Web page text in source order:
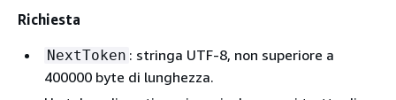
Richiesta
NextToken : stringa UTF-8, non superiore a
400000 byte di lunghezza.